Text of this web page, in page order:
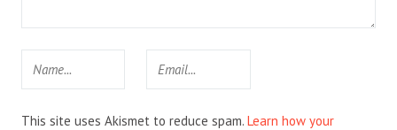
This site uses Akismet to reduce spam. Learn how your